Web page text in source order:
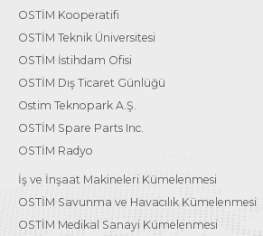
OSTİM Kooperatifi
OSTİM Teknik Üniversitesi
OSTİM İstihdam Ofisi
OSTİM Dış Ticaret Günlüğü
Ostim Teknopark A.Ş.
OSTİM Spare Parts Inc.
OSTİM Radyo
İş ve İnşaat Makineleri Kümelenmesi
OSTİM Savunma ve Havacılık Kümelenmesi
OSTİM Medikal Sanayi Kümelenmesi